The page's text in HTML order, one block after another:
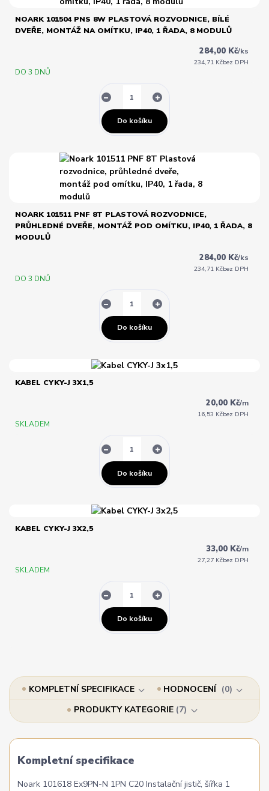
NOARK 101504 PNS 8W PLASTOVÁ ROZVODNICE, BÍLÉ
DVEŘE, MONTÁŽ NA OMÍTKU, IP40, 1 ŘADA, 8 MODULŮ
284,00 Kč/ks
234,71 Kčbez DPH
DO 3 DNŮ
Do košíku
NOARK 101511 PNF 8T PLASTOVÁ ROZVODNICE,
PRŮHLEDNÉ DVEŘE, MONTÁŽ POD OMÍTKU, IP40, 1 ŘADA, 8
MODULŮ
284,00 Kč/ks
234,71 Kčbez DPH
DO 3 DNŮ
Do košíku
KABEL CYKY-J 3X1,5
20,00 Kč/m
16,53 Kčbez DPH
SKLADEM
Do košíku
KABEL CYKY-J 3X2,5
33,00 Kč/m
27,27 Kčbez DPH
SKLADEM
Do košíku
KOMPLETNÍ SPECIFIKACE HODNOCENÍ
0
PRODUKTY KATEGORIE 7
Kompletní specifikace
Noark 101618 Ex9PN-N 1PN C20 Instalační jistič, šířka 1